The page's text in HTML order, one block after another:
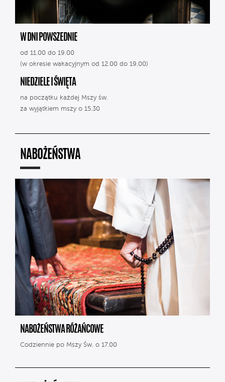
W DNI POWSZEDNIE
od 11.00 do 19.00
(w okresie wakacyjnym od 12.00 do 19.00)
NIEDZIELE I ŚWIĘTA
na początku każdej Mszy św.
za wyjątkiem mszy o 15.30
NABOŻEŃSTWA
NABOŻEŃSTWA RÓŻAŃCOWE
Codziennie po Mszy Św. o 17.00